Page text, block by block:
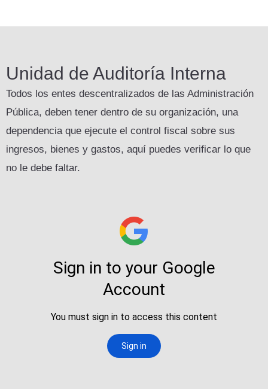
Unidad de Auditoría Interna
Todos los entes descentralizados de las Administración
Pública, deben tener dentro de su organización, una
dependencia que ejecute el control fiscal sobre sus
ingresos, bienes y gastos, aquí puedes verificar lo que
no le debe faltar.